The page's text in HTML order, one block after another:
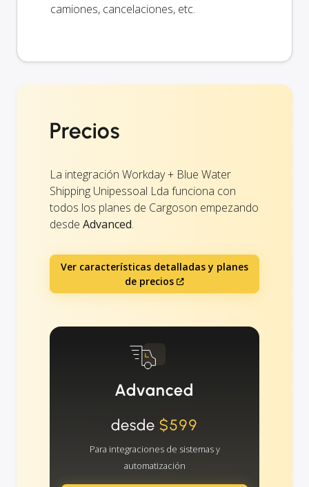
camiones, cancelaciones, etc.
Precios
La integración Workday + Blue Water
Shipping Unipessoal Lda funciona con
todos los planes de Cargoson empezando
desde Advanced.
Ver características detalladas y planes
de precios
Advanced
desde $599
Para integraciones de sistemas y
automatización